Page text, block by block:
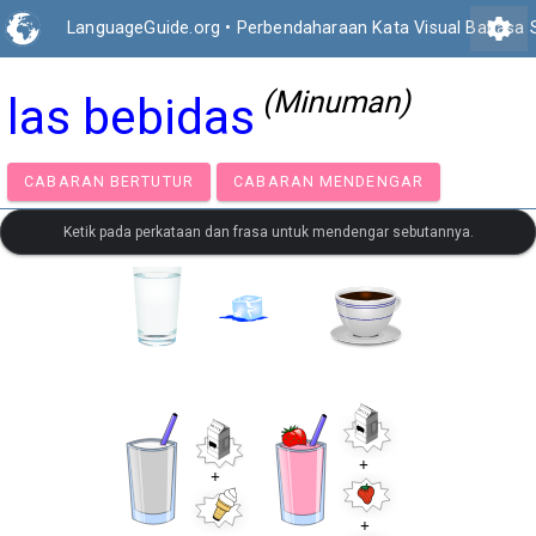
LanguageGuide.org • Perbendaharaan Kata Visual Bahasa
settings
las bebidas (Minuman)
CABARAN BERTUTUR CABARAN MENDENGAR
Ketik pada perkataan dan frasa untuk mendengar sebutannya.